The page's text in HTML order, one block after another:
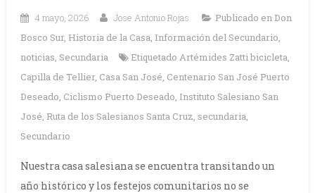
4 mayo, 2026 Jose Antonio Rojas Publicado en Don
Bosco Sur, Historia de la Casa, Información del Secundario,
noticias, Secundaria Etiquetado Artémides Zatti bicicleta,
Capilla de Tellier, Casa San José, Centenario San José Puerto
Deseado, Ciclismo Puerto Deseado, Instituto Salesiano San
José, Ruta de los Salesianos Santa Cruz, secundaria,
Secundario
Nuestra casa salesiana se encuentra transitando un
año histórico y los festejos comunitarios no se